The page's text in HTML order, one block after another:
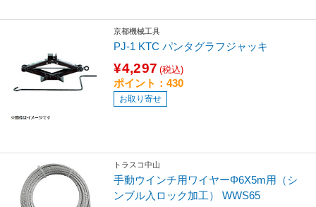
京都機械工具
PJ-1 KTC パンタグラフジャッキ
¥4,297 (税込)
ポイント：430
お取り寄せ
トラスコ中山
手動ウインチ用ワイヤーΦ6X5m用（シ
ンブル入ロック加工） WWS65